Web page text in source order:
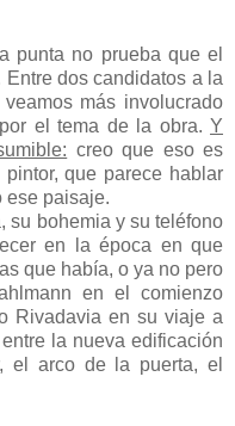
no prueba que el
dos candidatos a la
más involucrado
el tema de la obra. Y
creo que eso es
que parece hablar
ese paisaje.
su bohemia y su teléfono
en la época en que
que había, o ya no pero
en el comienzo
Rivadavia en su viaje a
la nueva edificación
el arco de la puerta, el